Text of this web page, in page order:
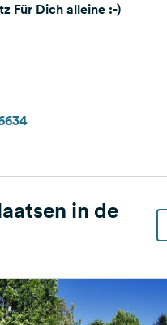
Für Dich alleine :-)
in de